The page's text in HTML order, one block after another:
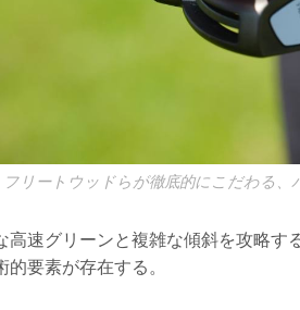
フリートウッドらが徹底的にこだわる、
高速グリーンと複雑な傾斜を攻略
的要素が存在する。